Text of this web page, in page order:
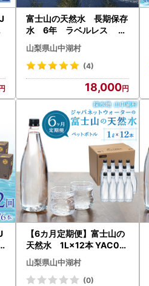
富士山の天然水 長期保存
水 6年 ラベルレス 6
本入（２?）×３箱 YAH00
1
山梨県山中湖村
(4)
18,000
【6カ月定期便】富士山の
天然水 1L×12本 YAC00
5
山梨県山中湖村
(0)